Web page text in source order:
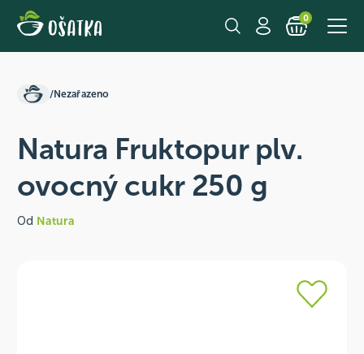
0
/Nezařazeno
Natura Fruktopur plv.
ovocný cukr 250 g
Od Natura